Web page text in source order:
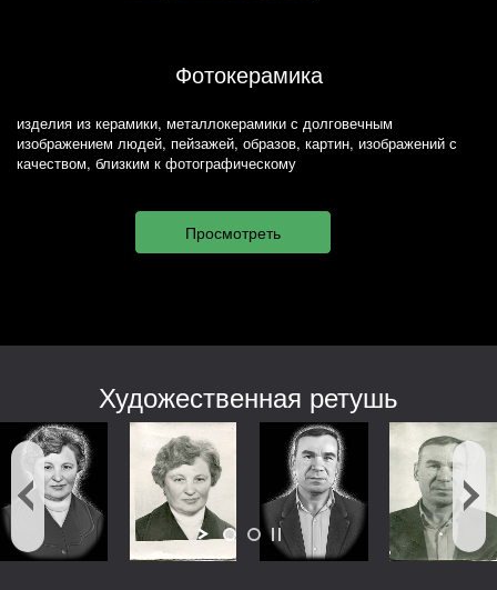
Фотокерамика
изделия из керамики, металлокерамики с долговечным
изображением людей, пейзажей, образов, картин, изображений с
качеством, близким к фотографическому
Художественная ретушь